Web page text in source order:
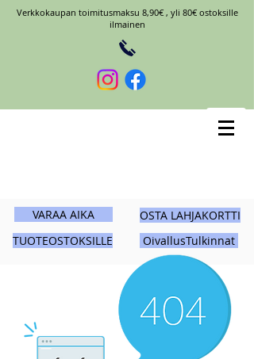
Verkkokaupan toimitusmaksu 8,90€ , yli 80€ ostoksille
ilmainen
VARAA AIKA
TUOTEOSTOKSILLE
OSTA LAHJAKORTTI
OivallusTulkinnat